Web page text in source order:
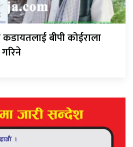
बीपी कोईराला
गरिने